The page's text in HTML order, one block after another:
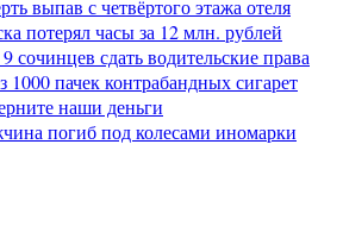
выпав с четвёртого этажа отеля
потерял часы за 12 млн. рублей
сочинцев сдать водительские права
пачек контрабандных сигарет
наши деньги
погиб под колесами иномарки